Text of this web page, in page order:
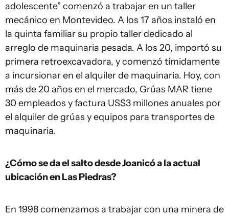
adolescente” comenzó a trabajar en un taller
mecánico en Montevideo. A los 17 años instaló en
la quinta familiar su propio taller dedicado al
arreglo de maquinaria pesada. A los 20, importó su
primera retroexcavadora, y comenzó tímidamente
a incursionar en el alquiler de maquinaria. Hoy, con
más de 20 años en el mercado, Grúas MAR tiene
30 empleados y factura US$3 millones anuales por
el alquiler de grúas y equipos para transportes de
maquinaria.
¿Cómo se da el salto desde Joanicó a la actual
ubicación en Las Piedras?
En 1998 comenzamos a trabajar con una minera de